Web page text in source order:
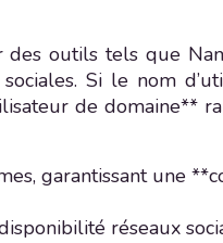
outils tels que
Si le nom
de domaine**
garantissant une
réseaux